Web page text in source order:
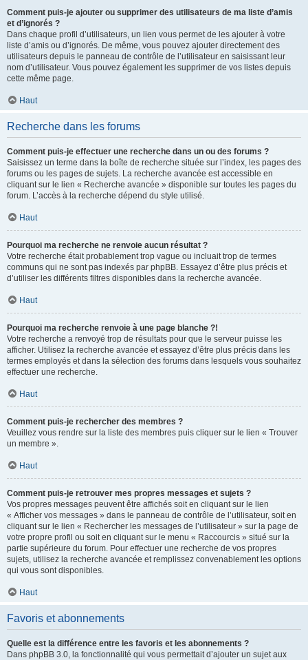
Comment puis-je ajouter ou supprimer des utilisateurs de ma liste d’amis
et d’ignorés ?
Dans chaque profil d’utilisateurs, un lien vous permet de les ajouter à votre
liste d’amis ou d’ignorés. De même, vous pouvez ajouter directement des
utilisateurs depuis le panneau de contrôle de l’utilisateur en saisissant leur
nom d’utilisateur. Vous pouvez également les supprimer de vos listes depuis
cette même page.
Haut
Recherche dans les forums
Comment puis-je effectuer une recherche dans un ou des forums ?
Saisissez un terme dans la boîte de recherche située sur l’index, les pages des
forums ou les pages de sujets. La recherche avancée est accessible en
cliquant sur le lien « Recherche avancée » disponible sur toutes les pages du
forum. L’accès à la recherche dépend du style utilisé.
Haut
Pourquoi ma recherche ne renvoie aucun résultat ?
Votre recherche était probablement trop vague ou incluait trop de termes
communs qui ne sont pas indexés par phpBB. Essayez d’être plus précis et
d’utiliser les différents filtres disponibles dans la recherche avancée.
Haut
Pourquoi ma recherche renvoie à une page blanche ?!
Votre recherche a renvoyé trop de résultats pour que le serveur puisse les
afficher. Utilisez la recherche avancée et essayez d’être plus précis dans les
termes employés et dans la sélection des forums dans lesquels vous souhaitez
effectuer une recherche.
Haut
Comment puis-je rechercher des membres ?
Veuillez vous rendre sur la liste des membres puis cliquer sur le lien « Trouver
un membre ».
Haut
Comment puis-je retrouver mes propres messages et sujets ?
Vos propres messages peuvent être affichés soit en cliquant sur le lien
« Afficher vos messages » dans le panneau de contrôle de l’utilisateur, soit en
cliquant sur le lien « Rechercher les messages de l’utilisateur » sur la page de
votre propre profil ou soit en cliquant sur le menu « Raccourcis » situé sur la
partie supérieure du forum. Pour effectuer une recherche de vos propres
sujets, utilisez la recherche avancée et remplissez convenablement les options
qui vous sont disponibles.
Haut
Favoris et abonnements
Quelle est la différence entre les favoris et les abonnements ?
Dans phpBB 3.0, la fonctionnalité qui vous permettait d’ajouter un sujet aux